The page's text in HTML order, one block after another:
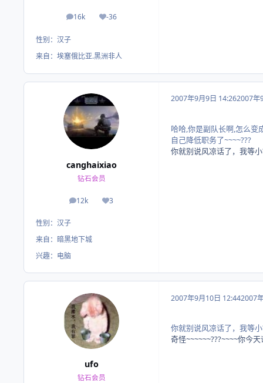
16k
帖子 -36
荣誉积分
性别： 汉子
来自： 埃塞俄比亚.黑洲非人
canghaixiao
钻石会员
12k
帖子 3
荣誉积分
性别： 汉子
来自： 暗黑地下城
兴趣： 电脑
2007年9月9日 14:262007年
哈哈,你是副队长啊,怎么变
自己降低职务了~~~~???
你就别说风凉话了，我等
ufo
钻石会员
2007年9月10日 12:442007
你就别说风凉话了，我等
奇怪~~~~~~???~~~~你今